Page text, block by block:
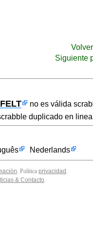
Siguiente
no es válida
duplicado en
Nederlands
. Política privacidad .
& Contacto.